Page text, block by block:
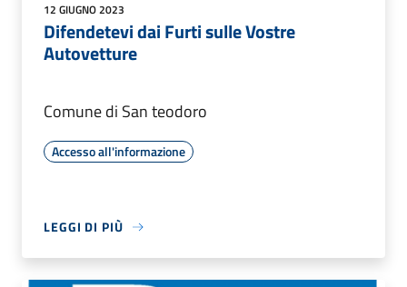
12 GIUGNO 2023
Difendetevi dai Furti sulle Vostre
Autovetture
Comune di San teodoro
Accesso all'informazione
LEGGI DI PIÙ